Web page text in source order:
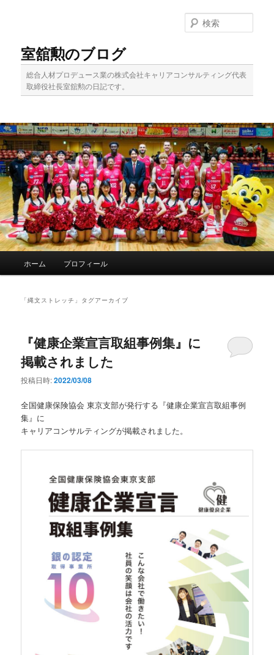
移
動
動
室舘勲のブログ
総合人材プロデュース業の株式会社キャリアコンサルティング代表
取締役社長室舘勲の日記です。
索
ホーム プロフィール
「縄文ストレッチ 」タグアーカイブ
『健康企業宣言取組事例集』に
掲載されました
投稿日時:2022/03/08
全国健康保険協会 東京支部が発行する『健康企業宣言取組事例
集』に
キャリアコンサルティングが掲載されました。